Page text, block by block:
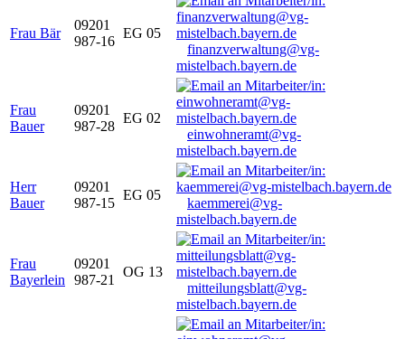
Frau Bär
09201
987-16
EG 05
finanzverwaltung@vg-
mistelbach.bayern.de
Frau
Bauer
09201
987-28
EG 02
einwohneramt@vg-
mistelbach.bayern.de
Herr
Bauer
09201
987-15
EG 05
kaemmerei@vg-
mistelbach.bayern.de
Frau
Bayerlein
09201
987-21
OG 13
mitteilungsblatt@vg-
mistelbach.bayern.de